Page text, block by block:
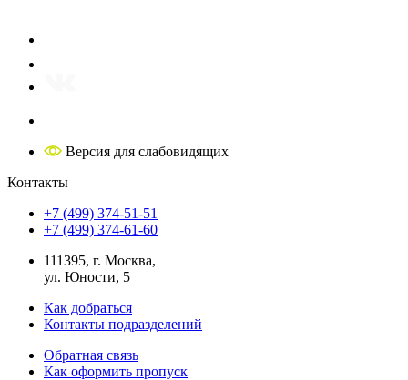
Версия для слабовидящих
Контакты
+7 (499) 374-51-51
+7 (499) 374-61-60
111395, г. Москва,
ул. Юности, 5
Как добраться
Контакты подразделений
Обратная связь
Как оформить пропуск